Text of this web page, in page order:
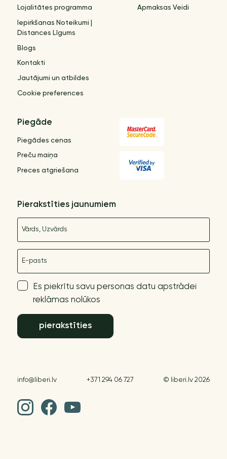
Lojalitātes programma
Iepirkšanas Noteikumi |
Distances Līgums
Blogs
Kontakti
Jautājumi un atbildes
Cookie preferences
Apmaksas Veidi
Piegāde
Piegādes cenas
Preču maiņa
Preces atgriešana
Pierakstīties jaunumiem
Es piekrītu savu personas datu apstrādei
reklāmas nolūkos
pierakstīties
info@liberi.lv +371 294 06 727 © liberi.lv 2026